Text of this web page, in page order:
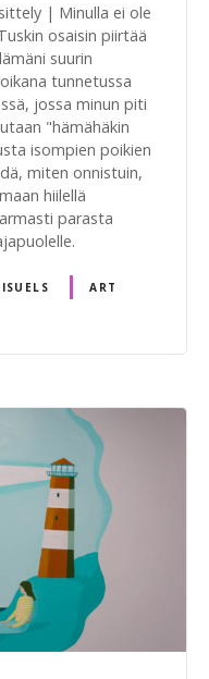
| Minulla ei ole
osaisin piirtää
suurin
tunnetussa
jossa minun piti
"hämähäkin
isompien poikien
miten onnistuin,
hiilellä
parasta
ART